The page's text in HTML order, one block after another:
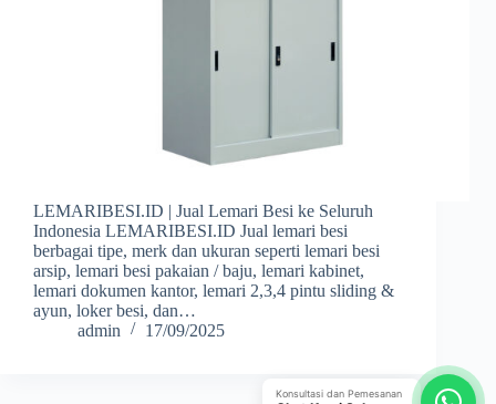
LEMARIBESI.ID | Jual Lemari Besi ke Seluruh
Indonesia LEMARIBESI.ID Jual lemari besi
berbagai tipe, merk dan ukuran seperti lemari besi
arsip, lemari besi pakaian / baju, lemari kabinet,
lemari dokumen kantor, lemari 2,3,4 pintu sliding &
ayun, loker besi, dan…
admin
17/09/2025
Konsultasi dan Pemesanan